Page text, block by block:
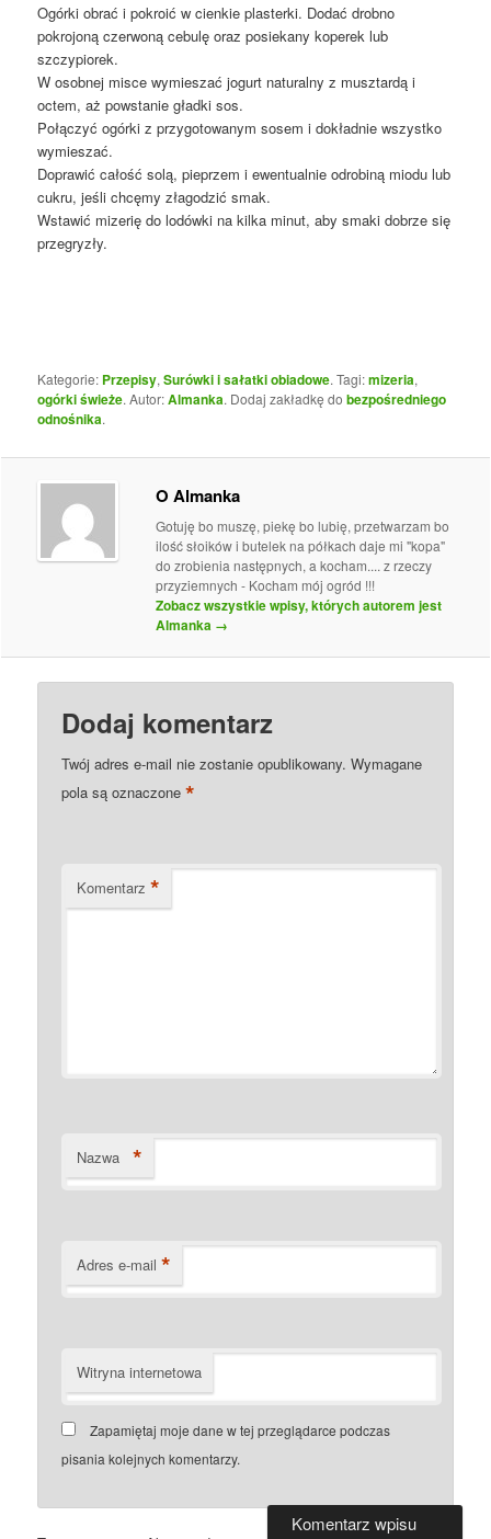
Ogórki obrać i pokroić w cienkie plasterki. Dodać drobno
pokrojoną czerwoną cebulę oraz posiekany koperek lub
szczypiorek.
W osobnej misce wymieszać jogurt naturalny z musztardą i
octem, aż powstanie gładki sos.
Połączyć ogórki z przygotowanym sosem i dokładnie wszystko
wymieszać.
Doprawić całość solą, pieprzem i ewentualnie odrobiną miodu lub
cukru, jeśli chcęmy złagodzić smak.
Wstawić mizerię do lodówki na kilka minut, aby smaki dobrze się
przegryzły.
Kategorie: Przepisy,Surówki i sałatki obiadowe. Tagi:mizeria,
ogórki świeże. Autor:Almanka. Dodaj zakładkę dobezpośredniego
odnośnika.
O Almanka
Gotuję bo muszę, piekę bo lubię, przetwarzam bo
ilość słoików i butelek na półkach daje mi "kopa"
do zrobienia następnych, a kocham.... z rzeczy
przyziemnych - Kocham mój ogród !!!
Zobacz wszystkie wpisy, których autorem jest
Almanka →
Dodaj komentarz
Twój adres e-mail nie zostanie opublikowany. Wymagane
pola są oznaczone*
Komentarz *
Nazwa *
Adres e-mail *
Witryna internetowa
Zapamiętaj moje dane w tej przeglądarce podczas
pisania kolejnych komentarzy.